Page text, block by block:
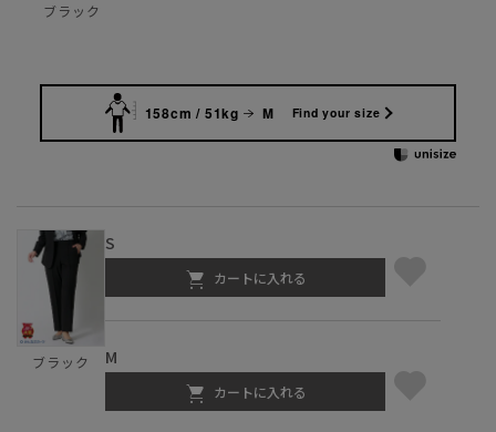
ブラック
158cm / 51kg M Find your size
ブラック
S
カートに入れる
M
カートに入れる